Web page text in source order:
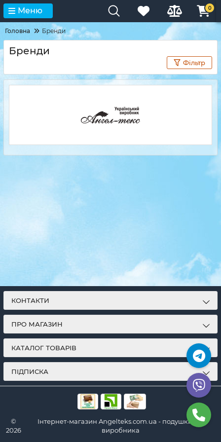
Меню 0
Головна Бренди
Бренди
Фільтр
КОНТАКТИ
ПРО МАГАЗИН
КАТАЛОГ ТОВАРІВ
ПІДПИСКА
©
2026
Інтернет-магазин Angelteks.com.ua - подушки від
виробника